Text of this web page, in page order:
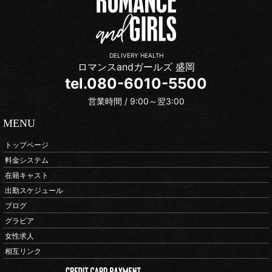
DELIVERY HEALTH
ロマンスandガールズ 盛岡
tel.080-6010-5500
営業時間 / 9:00～翌3:00
MENU
トップページ
料金システム
在籍キャスト
出勤スケジュール
ブログ
グラビア
女性求人
相互リンク